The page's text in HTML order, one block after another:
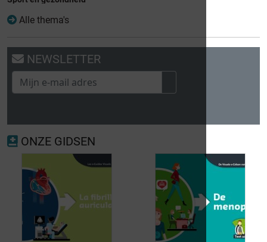
Alle thema's
NEWSLETTER
ONZE GIDSEN